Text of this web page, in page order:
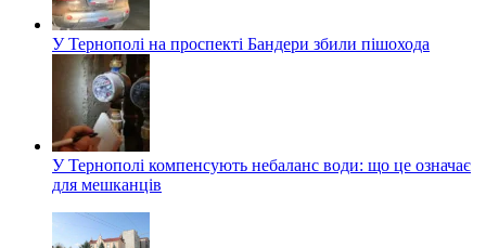
У Тернополі на проспекті Бандери збили пішохода
У Тернополі компенсують небаланс води: що це означає
для мешканців